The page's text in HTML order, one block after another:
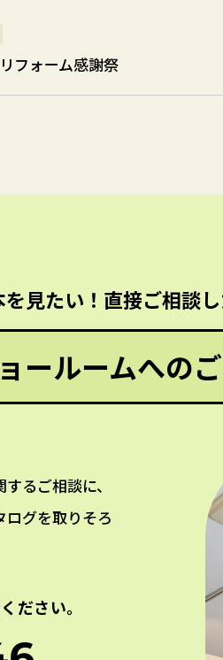
フォーム感謝祭
を見たい！直接ご相談し
ールームへの
るご相談に、
ログを取りそろ
ださい。